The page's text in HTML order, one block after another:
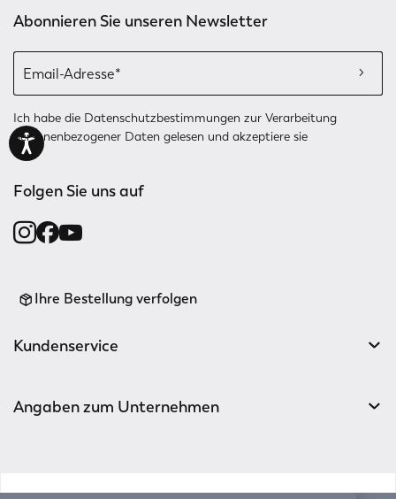
Abonnieren Sie unseren Newsletter
Ich habe die Datenschutzbestimmungen zur Verarbeitung
personenbezogener Daten gelesen und akzeptiere sie
Folgen Sie uns auf
Ihre Bestellung verfolgen
Kundenservice
Angaben zum Unternehmen